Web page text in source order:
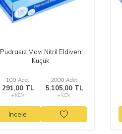
Pudrasız Mavi Nitril Eldiven
Küçük
100 Adet
291,00 TL
+ KDV
2000 Adet
5.105,00 TL
+ KDV
İncele